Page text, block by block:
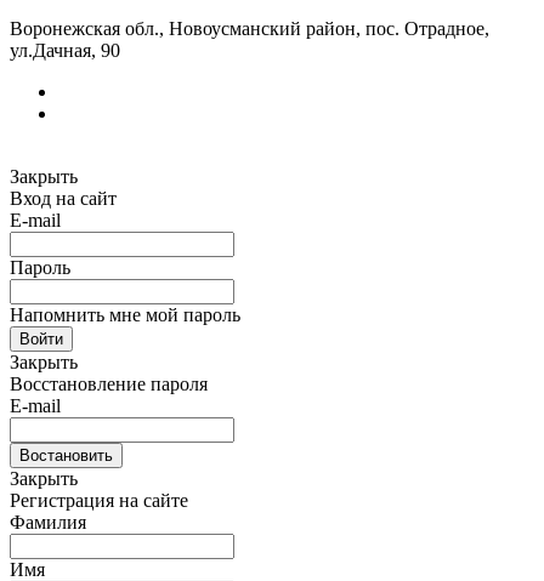
Воронежская обл., Новоусманский район, пос. Отрадное,
ул.Дачная, 90
Закрыть
Вход на сайт
E-mail
Пароль
Напомнить мне мой пароль
Войти
Закрыть
Восстановление пароля
E-mail
Востановить
Закрыть
Регистрация на сайте
Фамилия
Имя